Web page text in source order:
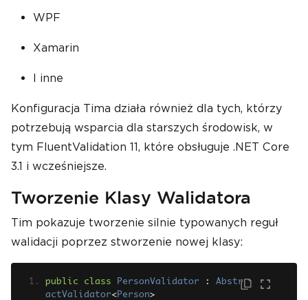
WPF
Xamarin
I inne
Konfiguracja Tima działa również dla tych, którzy
potrzebują wsparcia dla starszych środowisk, w
tym FluentValidation 11, które obsługuje .NET Core
3.1 i wcześniejsze.
Tworzenie Klasy Walidatora
Tim pokazuje tworzenie silnie typowanych reguł
walidacji poprzez stworzenie nowej klasy:
public class PersonValidator :
Abstr
actValidator<Person>